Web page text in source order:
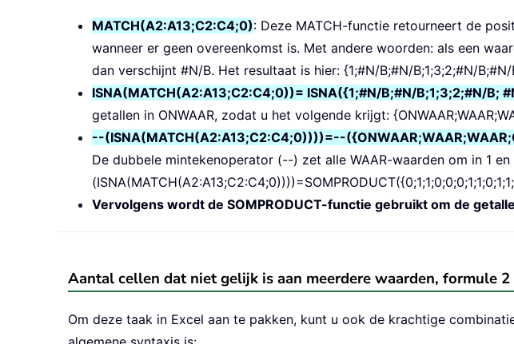
MATCH(A2:A13;C2:C4;0): Deze MATCH-functie retourneert de
wanneer er geen overeenkomst is. Met andere woorden: als een
dan verschijnt #N/B. Het resultaat is hier: {1;#N/B;#N/B;1;3;2;#N/
ISNA(MATCH(A2:A13;C2:C4;0))= ISNA({1;#N/B;#N/B;1;3;2;#N/B;
getallen in ONWAAR, zodat u het volgende krijgt:
--(ISNA(MATCH(A2:A13;C2:C4;0))))=--
De dubbele mintekenoperator (--) zet alle WAAR-waarden om in 1
Vervolgens wordt de SOMPRODUCT-functie gebruikt om de
Aantal cellen dat niet gelijk is aan meerdere waarden, formule 2
Om deze taak in Excel aan te pakken, kunt u ook de krachtige